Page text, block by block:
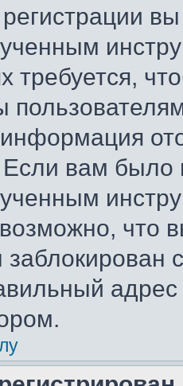
требуется,
Если вам
что
адрес